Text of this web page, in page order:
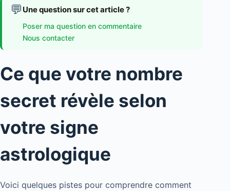
💬 Une question sur cet article ?
Poser ma question en commentaire
Nous contacter
Ce que votre nombre
secret révèle selon
votre signe
astrologique
Voici quelques pistes pour comprendre comment